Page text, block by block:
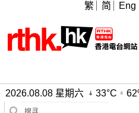
繁 简 Eng
2026.08.08 星期六 33°C
S